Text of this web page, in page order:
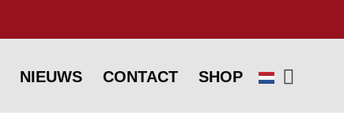
NIEUWS CONTACT SHOP